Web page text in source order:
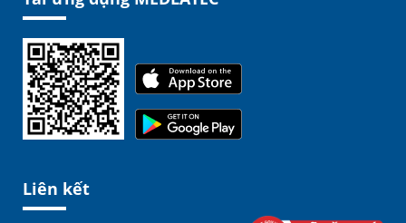
Liên kết